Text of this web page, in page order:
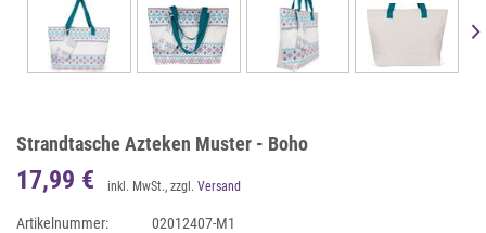
Strandtasche Azteken Muster - Boho
17,99 € inkl. MwSt., zzgl. Versand
Artikelnummer:
02012407-M1